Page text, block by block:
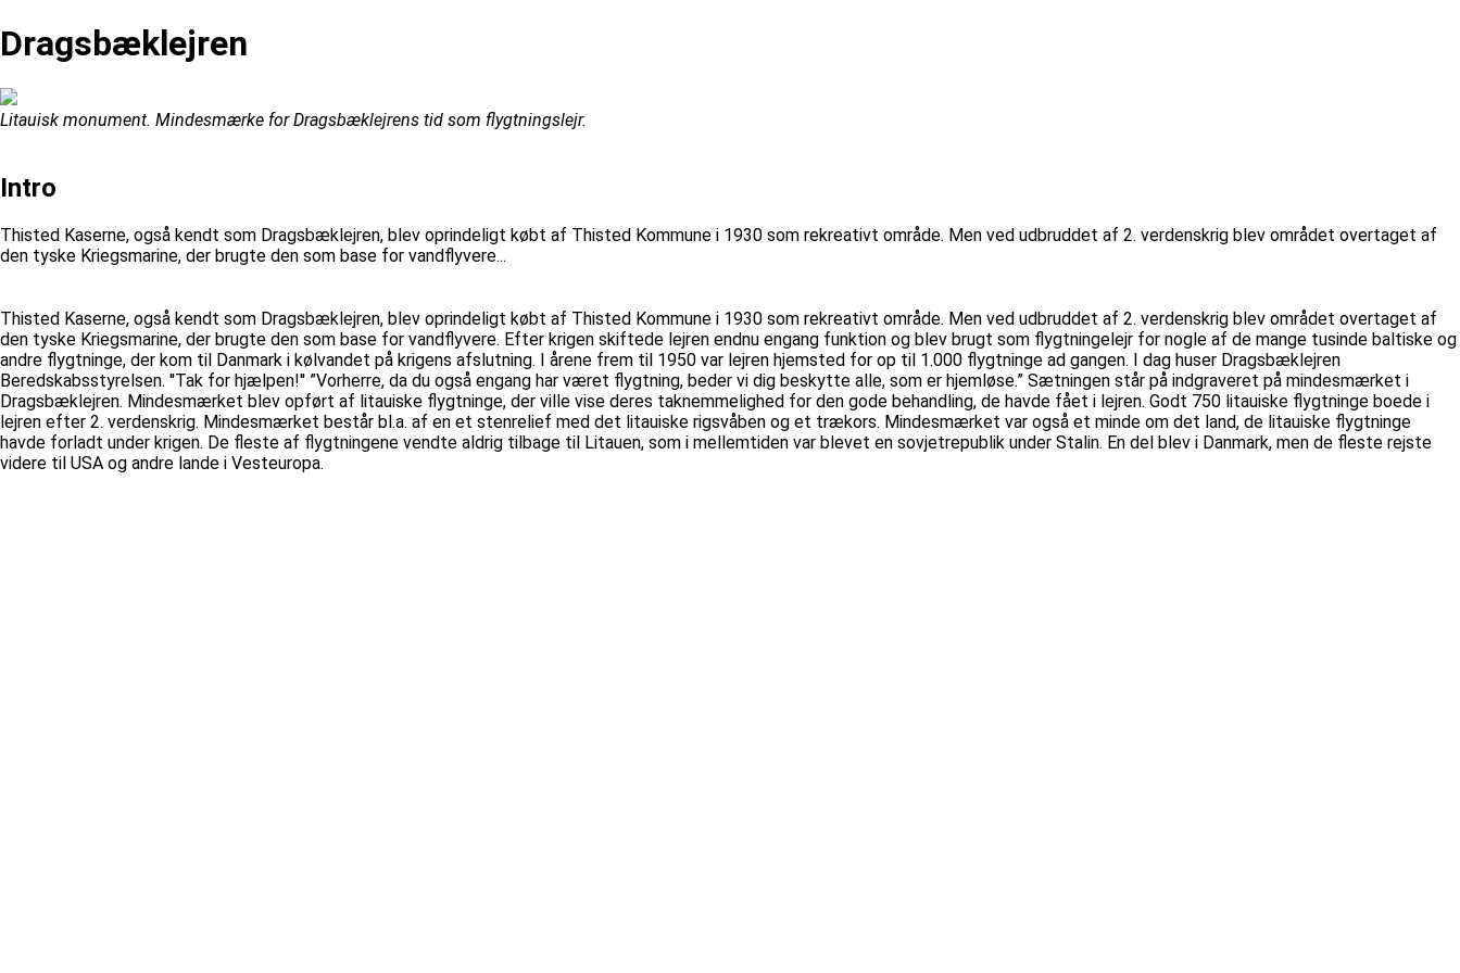
Dragsbæklejren
Litauisk monument. Mindesmærke for Dragsbæklejrens tid som flygtningslejr.
Intro
Thisted Kaserne, også kendt som Dragsbæklejren, blev oprindeligt købt af Thisted Kommune i 1930 som rekreativt område. Men ved udbruddet af 2. verdenskrig blev området overtaget af
den tyske Kriegsmarine, der brugte den som base for vandflyvere...
Thisted Kaserne, også kendt som Dragsbæklejren, blev oprindeligt købt af Thisted Kommune i 1930 som rekreativt område. Men ved udbruddet af 2. verdenskrig blev området overtaget af
den tyske Kriegsmarine, der brugte den som base for vandflyvere. Efter krigen skiftede lejren endnu engang funktion og blev brugt som flygtningelejr for nogle af de mange tusinde baltiske og
andre flygtninge, der kom til Danmark i kølvandet på krigens afslutning. I årene frem til 1950 var lejren hjemsted for op til 1.000 flygtninge ad gangen. I dag huser Dragsbæklejren
Beredskabsstyrelsen. ''Tak for hjælpen!'' ”Vorherre, da du også engang har været flygtning, beder vi dig beskytte alle, som er hjemløse.” Sætningen står på indgraveret på mindesmærket i
Dragsbæklejren. Mindesmærket blev opført af litauiske flygtninge, der ville vise deres taknemmelighed for den gode behandling, de havde fået i lejren. Godt 750 litauiske flygtninge boede i
lejren efter 2. verdenskrig. Mindesmærket består bl.a. af en et stenrelief med det litauiske rigsvåben og et trækors. Mindesmærket var også et minde om det land, de litauiske flygtninge
havde forladt under krigen. De fleste af flygtningene vendte aldrig tilbage til Litauen, som i mellemtiden var blevet en sovjetrepublik under Stalin. En del blev i Danmark, men de fleste rejste
videre til USA og andre lande i Vesteuropa.